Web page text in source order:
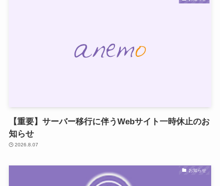
【重要】サーバー移行に伴うWebサイト一時休止のお
知らせ
2026.8.07
お知らせ